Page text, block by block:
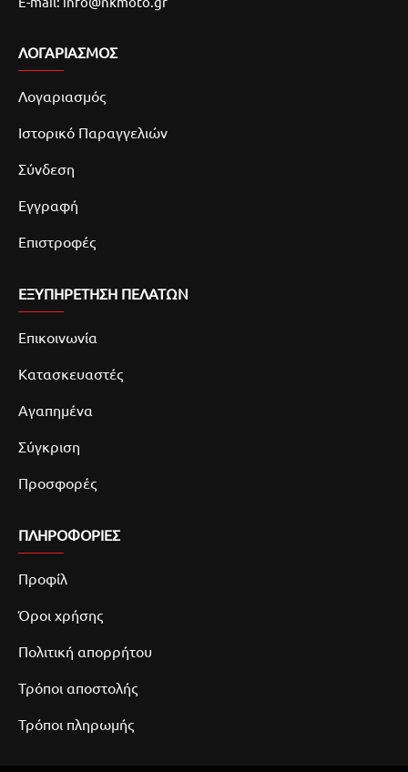
ΛΟΓΑΡΙΑΣΜΌΣ
Λογαριασμός
Ιστορικό Παραγγελιών
Σύνδεση
Εγγραφή
Επιστροφές
ΕΞΥΠΗΡΕΤΗΣΗ ΠΕΛΑΤΩΝ
Επικοινωνία
Κατασκευαστές
Αγαπημένα
Σύγκριση
Προσφορές
ΠΛΗΡΟΦΟΡΙΕΣ
Προφίλ
Όροι χρήσης
Πολιτική απορρήτου
Τρόποι αποστολής
Τρόποι πληρωμής